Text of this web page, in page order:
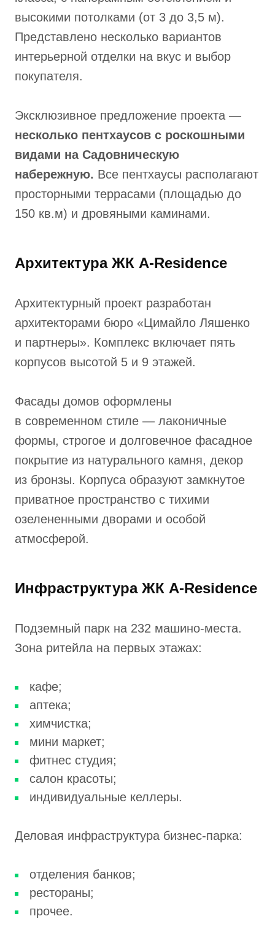
высокими потолками (от 3 до 3,5 м).
Представлено несколько вариантов
интерьерной отделки на вкус и выбор
покупателя.
Эксклюзивное предложение проекта —
несколько пентхаусов с роскошными
видами на Садовническую
набережную. Все пентхаусы располагают
просторными террасами (площадью до
150 кв.м) и дровяными каминами.
Архитектура ЖК A-Residence
Архитектурный проект разработан
архитекторами бюро «Цимайло Ляшенко
и партнеры». Комплекс включает пять
корпусов высотой 5 и 9 этажей.
Фасады домов оформлены
в современном стиле — лаконичные
формы, строгое и долговечное фасадное
покрытие из натурального камня, декор
из бронзы. Корпуса образуют замкнутое
приватное пространство с тихими
озелененными дворами и особой
атмосферой.
Инфраструктура ЖК A-Residence
Подземный парк на 232 машино-места.
Зона ритейла на первых этажах:
кафе;
аптека;
химчистка;
мини маркет;
фитнес студия;
салон красоты;
индивидуальные келлеры.
Деловая инфраструктура бизнес-парка:
отделения банков;
рестораны;
прочее.